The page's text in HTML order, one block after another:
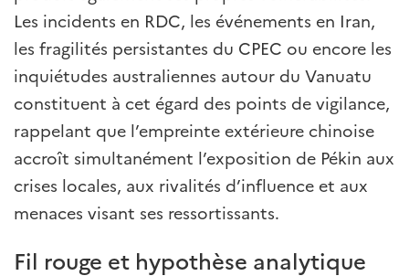
Les incidents en RDC, les événements en Iran,
les fragilités persistantes du CPEC ou encore les
inquiétudes australiennes autour du Vanuatu
constituent à cet égard des points de vigilance,
rappelant que l’empreinte extérieure chinoise
accroît simultanément l’exposition de Pékin aux
crises locales, aux rivalités d’influence et aux
menaces visant ses ressortissants.
Fil rouge et hypothèse analytique